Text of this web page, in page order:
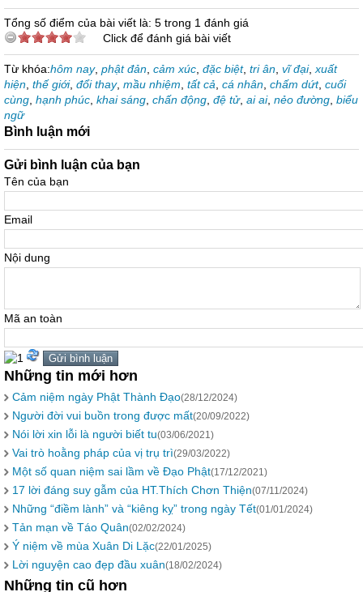
Tổng số điểm của bài viết là: 5 trong 1 đánh giá
Click để đánh giá bài viết
Từ khóa:hôm nay, phật đản cảm xúc đặc biệt, tri ân vĩ đại, xuất
hiện thế giới, đổi thay, mầu nhiệm tất cả cá nhân chấm dứt, cuối
cùng hạnh phúc khai sáng chấn động đệ tử, ai ai, nẻo đường biểu
ngữ
Bình luận mới
Gửi bình luận của bạn
Tên của bạn
Email
Nội dung
Mã an toàn
Những tin mới hơn
Cảm niệm ngày Phật Thành Đạo(28/12/2024)
Người đời vui buồn trong được mất(20/09/2022)
Nói lời xin lỗi là người biết tu(03/06/2021)
Vai trò hoằng pháp của vị trụ trì(29/03/2022)
Một số quan niệm sai lầm về Đạo Phật(17/12/2021)
17 lời đáng suy gẫm của HT.Thích Chơn Thiện(07/11/2024)
Những “điềm lành” và “kiêng kỵ” trong ngày Tết(01/01/2024)
Tản mạn về Táo Quân(02/02/2024)
Ý niệm về mùa Xuân Di Lặc(22/01/2025)
Lời nguyện cao đẹp đầu xuân(18/02/2024)
Những tin cũ hơn